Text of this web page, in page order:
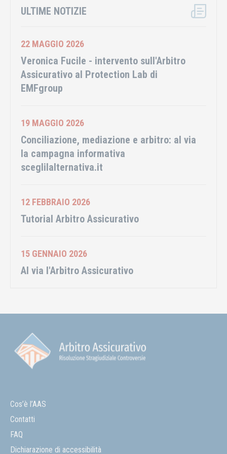
ULTIME NOTIZIE
22 MAGGIO 2026
Veronica Fucile - intervento sull'Arbitro
Assicurativo al Protection Lab di
EMFgroup
19 MAGGIO 2026
Conciliazione, mediazione e arbitro: al via
la campagna informativa
sceglilalternativa.it
12 FEBBRAIO 2026
Tutorial Arbitro Assicurativo
15 GENNAIO 2026
Al via l'Arbitro Assicurativo
Cos’è l’AAS
Contatti
FAQ
Dichiarazione di accessibilità